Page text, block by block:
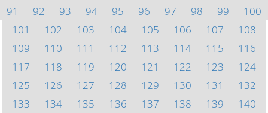
91
92 93 94 95 96 97 98 99
100
101
102 103 104 105 106 107
108
109
110 111 112 113 114 115
116
117
118 119 120 121 122 123
124
125
126 127 128 129 130 131
132
133
134 135 136 137 138 139
140